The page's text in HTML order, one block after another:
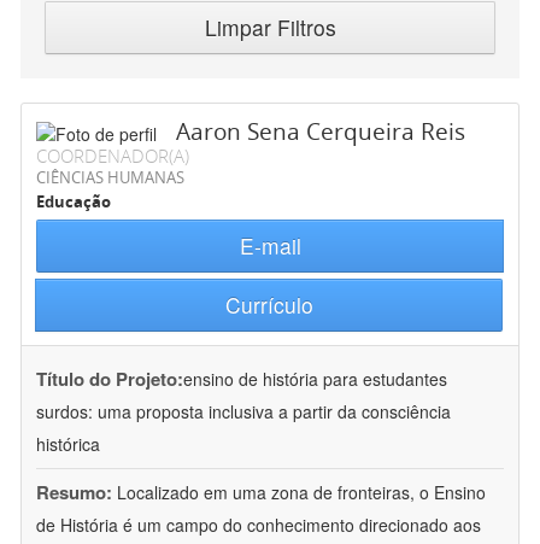
Limpar Filtros
Aaron Sena Cerqueira Reis
COORDENADOR(A)
CIÊNCIAS HUMANAS
Educação
E-mail
Currículo
Título do Projeto:ensino de história para estudantes
surdos: uma proposta inclusiva a partir da consciência
histórica
Resumo: Localizado em uma zona de fronteiras, o Ensino
de História é um campo do conhecimento direcionado aos